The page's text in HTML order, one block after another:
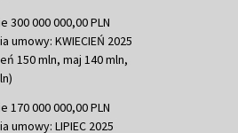
300 000 000,00 PLN
umowy: KWIECIEŃ 2025
150 mln, maj 140 mln,
170 000 000,00 PLN
umowy: LIPIEC 2025